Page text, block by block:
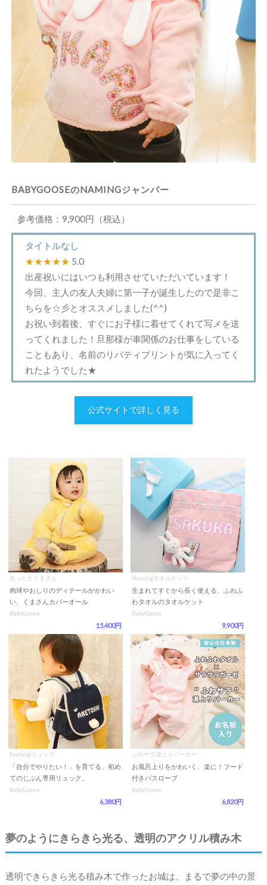
BABYGOOSEのNAMINGジャンパー
参考価格：9,900円（税込）
タイトルなし
★★★★★ 5.0
出産祝いにはいつも利用させていただいています！
今回、主人の友人夫婦に第一子が誕生したので是非こ
ちらを☆彡とオススメしました(^^)
お祝い到着後、すぐにお子様に着せてくれて写メを送
ってくれました！旦那様が車関係のお仕事をしている
こともあり、名前のリバティプリントが気に入ってく
れたようでした★
公式サイトで詳しく見る
あったかくまさん
肉球やおしりのディテールがかわい
い、くまさんカバーオール
BabyGoose
15,400円
Namingタオルケット
生まれてすぐから長く使える、ふわふ
わタオルのタオルケット
BabyGoose
9,900円
Namingリュック
「自分でやりたい！」を育てる、初め
てのじぶん専用リュック。
BabyGoose
6,380円
ふわサラ湯上りパーカー
お風呂上りをかわいく、楽に！フード
付きバスローブ
BabyGoose
6,820円
夢のようにきらきら光る、透明のアクリル積み木
透明できらきら光る積み木で作ったお城は、まるで夢の中の景